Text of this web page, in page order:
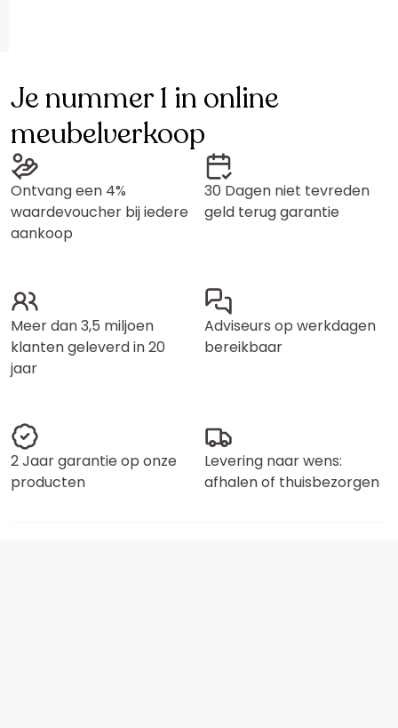
Je nummer 1 in online
meubelverkoop
Ontvang een 4%
waardevoucher bij iedere
aankoop
30 Dagen niet tevreden
geld terug garantie
Meer dan 3,5 miljoen
klanten geleverd in 20
jaar
Adviseurs op werkdagen
bereikbaar
2 Jaar garantie op onze
producten
Levering naar wens:
afhalen of thuisbezorgen